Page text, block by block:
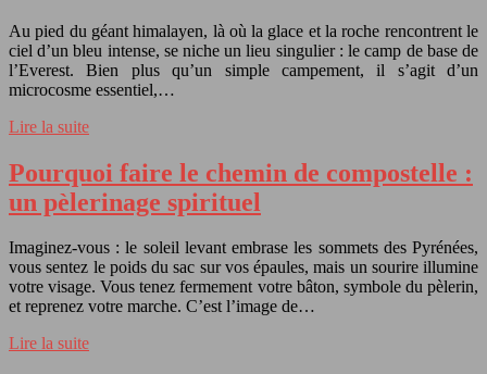
Au pied du géant himalayen, là où la glace et la roche rencontrent le
ciel d’un bleu intense, se niche un lieu singulier : le camp de base de
l’Everest. Bien plus qu’un simple campement, il s’agit d’un
microcosme essentiel,…
Lire la suite
Pourquoi faire le chemin de compostelle :
un pèlerinage spirituel
Imaginez-vous : le soleil levant embrase les sommets des Pyrénées,
vous sentez le poids du sac sur vos épaules, mais un sourire illumine
votre visage. Vous tenez fermement votre bâton, symbole du pèlerin,
et reprenez votre marche. C’est l’image de…
Lire la suite